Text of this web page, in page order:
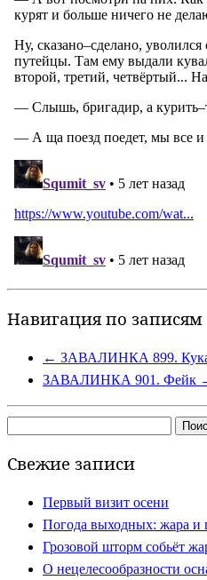
Навигация по записям
← ЗАВАЛИНКА 899.
ЗАВАЛИНКА 901. Фейк
Свежие записи
Первый визит осени
Погода выходных: жара и
Грозовой шторм собьёт
О нецелесообразности